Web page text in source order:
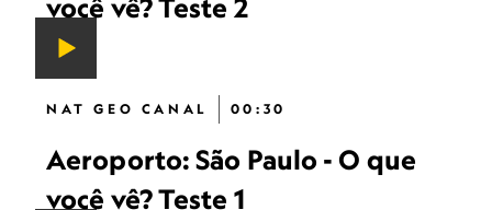
você vê? Teste 2
NAT GEO CANAL 00:30
Aeroporto: São Paulo - O que
você vê? Teste 1